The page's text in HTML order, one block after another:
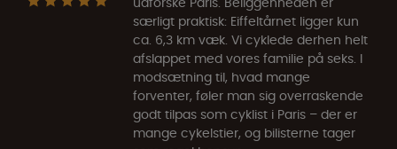
særligt praktisk: Eiffeltårnet ligger kun
ca. 6,3 km væk. Vi cyklede derhen helt
afslappet med vores familie på seks. I
modsætning til, hvad mange
forventer, føler man sig overraskende
godt tilpas som cyklist i Paris – der er
mange cykelstier, og bilisterne tager